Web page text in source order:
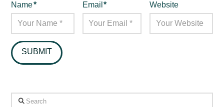
Name* Email* Website
Search